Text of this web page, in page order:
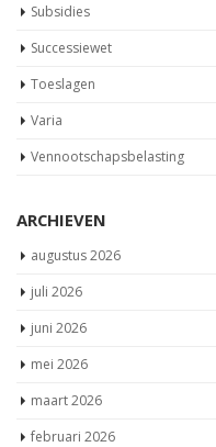
Subsidies
Successiewet
Toeslagen
Varia
Vennootschapsbelasting
ARCHIEVEN
augustus 2026
juli 2026
juni 2026
mei 2026
maart 2026
februari 2026